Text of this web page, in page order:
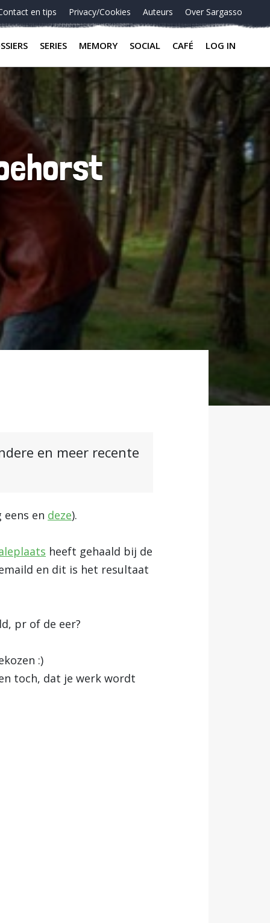
en tips Privacy/Cookies Auteurs Over Sargasso
SERIES MEMORY SOCIAL CAFÉ LOG IN
en meer recente
eens en deze).
heeft gehaald bij de
en dit is het resultaat
pr of de eer?
:)
toch, dat je werk wordt